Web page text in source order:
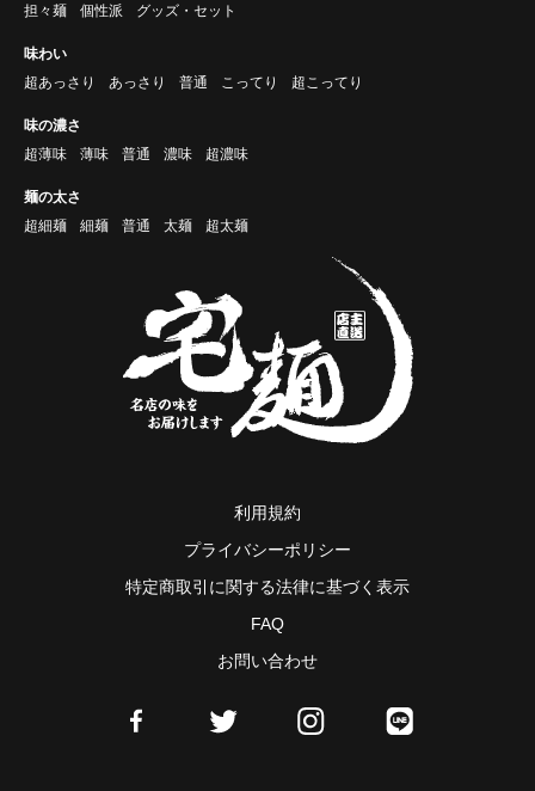
担々麺
個性派 グッズ・セット
味わい
超あっさり
あっさり 普通 こってり 超こってり
味の濃さ
超薄味
薄味 普通 濃味 超濃味
麺の太さ
超細麺
細麺 普通 太麺 超太麺
利用規約
プライバシーポリシー
特定商取引に関する法律に基づく表示
FAQ
お問い合わせ